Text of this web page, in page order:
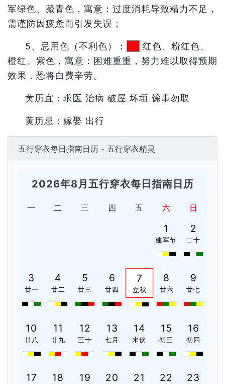
军绿色、藏青色，寓意：过度消耗导致精力不足，
需谨防因疲惫而引发失误；
5、忌用色（不利色）：
红色、粉红色、
橙红、紫色，寓意：困难重重，努力难以取得预期
效果，恐将白费辛劳。
黄历宜：求医 治病 破屋 坏垣 馀事勿取
黄历忌：嫁娶 出行
五行穿衣每日指南日历 - 五行穿衣精灵
2026年8月五行穿衣每日指南日历
一 二 三 四 五 六 日
1
建军节
2
二十
3
廿一
4
廿二
5
廿三
6
廿四
7
立秋
8
廿六
9
廿七
10
廿八
11
廿九
12
三十
13
七月
14
末伏
15
初三
16
初四
17 18 19 20 21 22 23